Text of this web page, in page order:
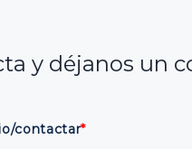
contactar*